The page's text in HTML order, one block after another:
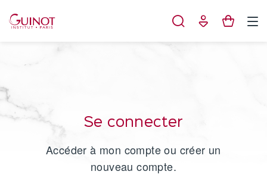
Se connecter
Accéder à mon compte ou créer un
nouveau compte.